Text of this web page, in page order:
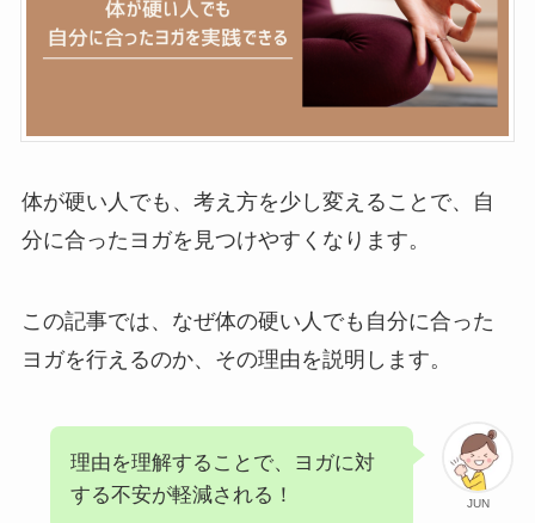
体が硬い人でも、考え方を少し変えることで、自
分に合ったヨガを見つけやすくなります。
この記事では、なぜ体の硬い人でも自分に合った
ヨガを行えるのか、その理由を説明します。
JUN
理由を理解することで、ヨガに対
する不安が軽減される！